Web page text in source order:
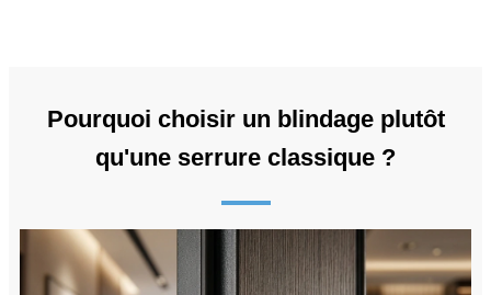
Pourquoi choisir un blindage plutôt
qu'une serrure classique ?